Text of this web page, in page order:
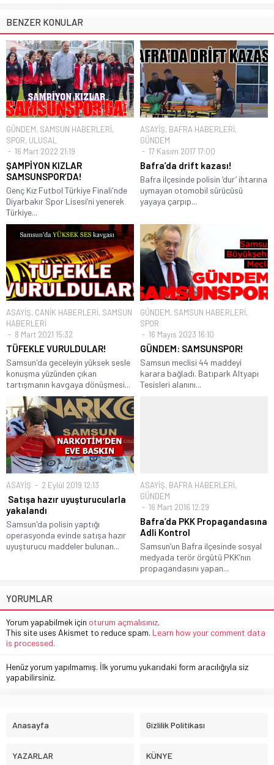
BENZER KONULAR
GÜNDEM, SAMSUN HABERLERİ,
SPOR, ULUSAL
16 Mart 2022 21:19
ŞAMPİYON KIZLAR
SAMSUNSPOR’DA!
Genç Kız Futbol Türkiye Finali'nde
Diyarbakır Spor Lisesi’ni yenerek
Türkiye...
ASAYİŞ, BAFRA HABERLERİ,
GÜNDEM
17 Kasım 2017 17:00
Bafra’da drift kazası!
Bafra ilçesinde polisin ‘dur’ ihtarına
uymayan otomobil sürücüsü
yayaya çarpıp...
ASAYİŞ, CANİK HABERLERİ, SAMSUN
HABERLERİ
8 Mart 2021 15:32
TÜFEKLE VURULDULAR!
Samsun'da geceleyin yüksek sesle
konuşma yüzünden çıkan
tartışmanın kavgaya dönüşmesi...
GÜNDEM, SAMSUN HABERLERİ,
SPOR
16 Mayıs 2023 16:10
GÜNDEM: SAMSUNSPOR!
Samsun meclisi 44 maddeyi
karara bağladı. Batıpark Altyapı
Tesisleri alanını...
ASAYİŞ 2 Eylül 2019 12:13
Satışa hazır uyuşturucularla
yakalandı
Samsun'da polisin yaptığı
operasyonda evinde satışa hazır
uyuşturucu maddeler bulunan...
ASAYİŞ, BAFRA HABERLERİ,
GÜNDEM
16 Mart 2016 12:29
Bafra’da PKK Propagandasına
Adli Kontrol
Samsun’un Bafra ilçesinde sosyal
medyada terör örgütü PKK’nın
propagandasını yapan...
YORUMLAR
Yorum yapabilmek için oturum açmalısınız.
This site uses Akismet to reduce spam. Learn how your comment data
is processed.
Henüz yorum yapılmamış. İlk yorumu yukarıdaki form aracılığıyla siz
yapabilirsiniz.
Anasayfa Gizlilik Politikası
YAZARLAR KÜNYE